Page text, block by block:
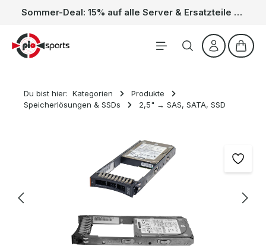
Zum Hauptinhalt springen Sommer-Deal: 15% auf alle Server & Ersatzteile – Kein Code nötig, der Rabatt wird automatisch im Warenkorb abgezogen. Gültig vom 01.06. bis 31.08.
Du bist hier: Kategorien
Produkte
Speicherlösungen & SSDs
2,5" → SAS, SATA, SSD